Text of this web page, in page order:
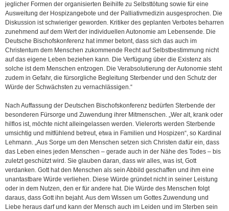
jeglicher Formen der organisierten Beihilfe zu Selbsttötung sowie für eine
Ausweitung der Hospizangebote und der Palliativmedizin ausgesprochen. Die
Diskussion ist schwieriger geworden. Kritiker des geplanten Verbotes beharren
zunehmend auf dem Wert der individuellen Autonomie am Lebensende. Die
Deutsche Bischofskonferenz hat immer betont, dass sich das auch im
Christentum dem Menschen zukommende Recht auf Selbstbestimmung nicht
auf das eigene Leben beziehen kann. Die Verfügung über die Existenz als
solche ist dem Menschen entzogen. Die Verabsolutierung der Autonomie steht
zudem in Gefahr, die fürsorgliche Begleitung Sterbender und den Schutz der
Würde der Schwächsten zu vernachlässigen.“
Nach Auffassung der Deutschen Bischofskonferenz bedürfen Sterbende der
besonderen Fürsorge und Zuwendung ihrer Mitmenschen. „Wer alt, krank oder
hilflos ist, möchte nicht alleingelassen werden. Vielerorts werden Sterbende
umsichtig und mitfühlend betreut, etwa in Familien und Hospizen“, so Kardinal
Lehmann. „Aus Sorge um den Menschen setzen sich Christen dafür ein, dass
das Leben eines jeden Menschen – gerade auch in der Nähe des Todes – bis
zuletzt geschützt wird. Sie glauben daran, dass wir alles, was ist, Gott
verdanken. Gott hat den Menschen als sein Abbild geschaffen und ihm eine
unantastbare Würde verliehen. Diese Würde gründet nicht in seiner Leistung
oder in dem Nutzen, den er für andere hat. Die Würde des Menschen folgt
daraus, dass Gott ihn bejaht. Aus dem Wissen um Gottes Zuwendung und
Liebe heraus darf und kann der Mensch auch im Leiden und im Sterben sein